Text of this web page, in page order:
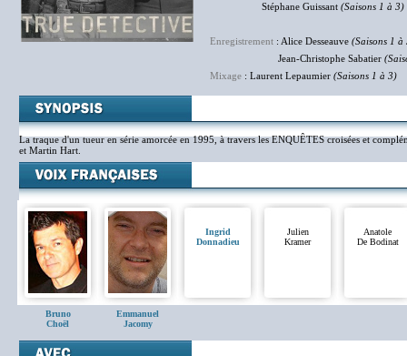
Stéphane Guissant (Saisons 1 à 3)
Enregistrement : Alice Desseauve (Saisons 1 à
Jean-Christophe Sabatier
Mixage : Laurent Lepaumier (Saisons 1 à 3)
La traque d'un tueur en série amorcée en 1995, à travers les ENQUÊTES croisées et
et Martin Hart.
Bruno
Choël
Emmanuel
Jacomy
Ingrid
Donnadieu
Julien
Kramer
Anatole
De Bodinat